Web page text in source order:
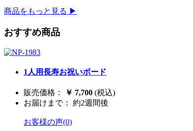
商品をもっと見る ▶︎
おすすめ商品
1人用長寿お祝いボード
販売価格： ￥ 7,700 (税込)
お届けまで： 約2週間後
お客様の声(0)